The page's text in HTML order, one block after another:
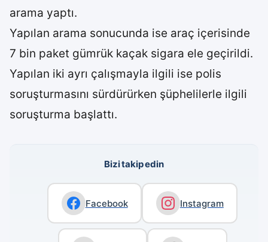
arama yaptı.
Yapılan arama sonucunda ise araç içerisinde
7 bin paket gümrük kaçak sigara ele geçirildi.
Yapılan iki ayrı çalışmayla ilgili ise polis
soruşturmasını sürdürürken şüphelilerle ilgili
soruşturma başlattı.
Bizi takip edin
Facebook Instagram